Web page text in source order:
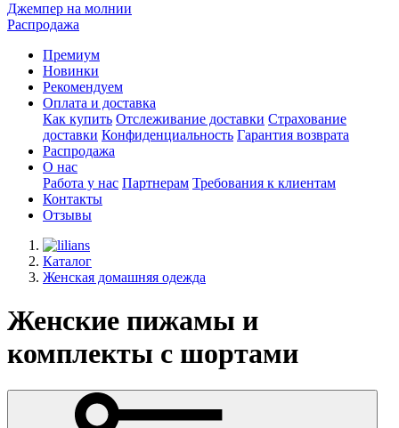
Джемпер на молнии
Распродажа
Премиум
Новинки
Рекомендуем
Оплата и доставка
Как купить Отслеживание доставки Страхование
доставки Конфиденциальность Гарантия возврата
Распродажа
О нас
Работа у нас Партнерам Требования к клиентам
Контакты
Отзывы
Каталог
Женская домашняя одежда
Женские пижамы и
комплекты с шортами